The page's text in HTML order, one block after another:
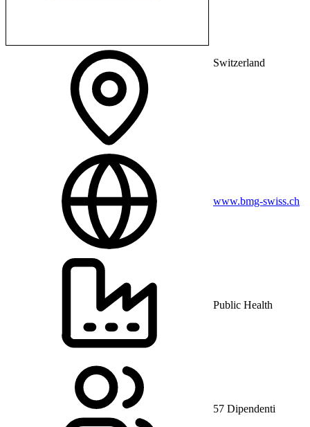
Switzerland
www.bmg-swiss.ch
Public Health
57 Dipendenti